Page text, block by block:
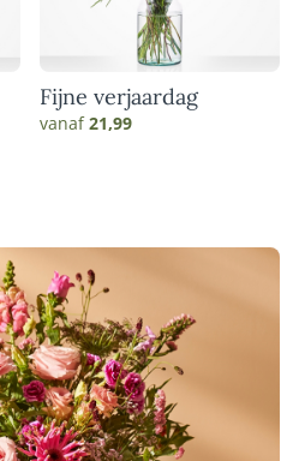
Fijne verjaardag
vanaf21,99